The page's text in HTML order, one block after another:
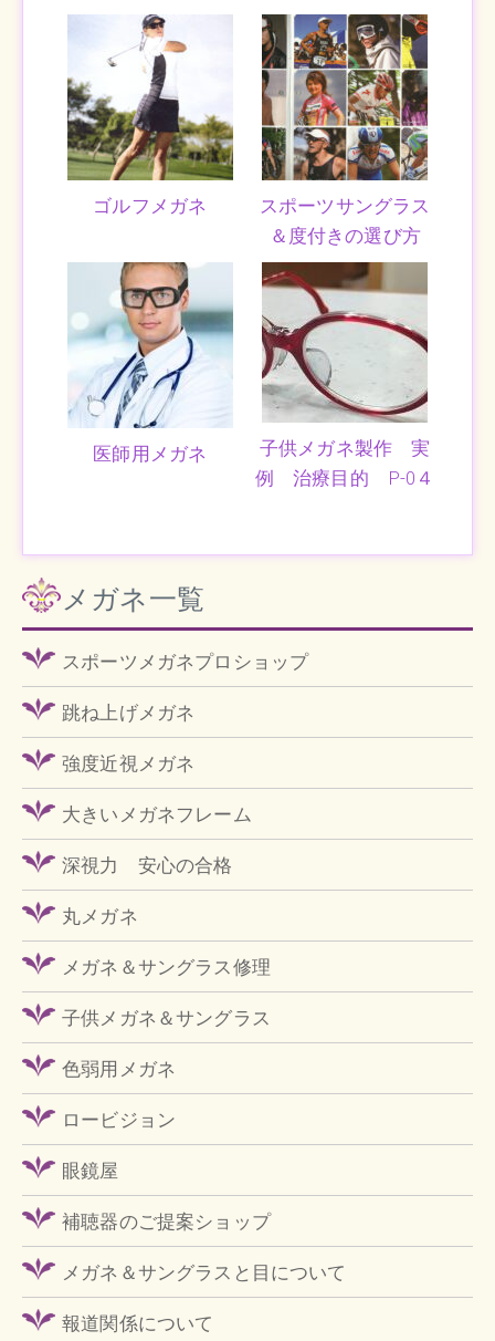
ゴルフメガネ
スポーツサングラス
＆度付きの選び方
医師用メガネ
子供メガネ製作 実
例 治療目的 P-0４
メガネ一覧
スポーツメガネプロショップ
跳ね上げメガネ
強度近視メガネ
大きいメガネフレーム
深視力 安心の合格
丸メガネ
メガネ＆サングラス修理
子供メガネ＆サングラス
色弱用メガネ
ロービジョン
眼鏡屋
補聴器のご提案ショップ
メガネ＆サングラスと目について
報道関係について